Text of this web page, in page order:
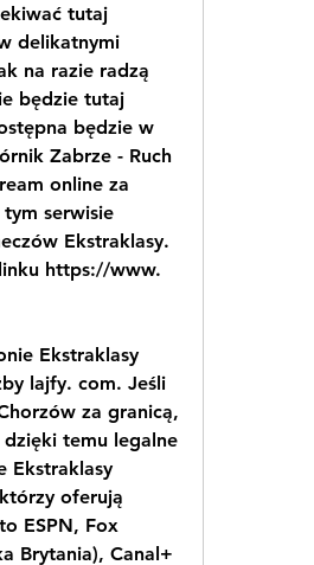
tutaj
delikatnymi
na razie radzą
będzie tutaj
będzie w
Zabrze - Ruch
online za
serwisie
Ekstraklasy.
https://www.
Ekstraklasy
lajfy. com. Jeśli
za granicą,
temu legalne
Ekstraklasy
oferują
ESPN, Fox
Brytania), Canal+